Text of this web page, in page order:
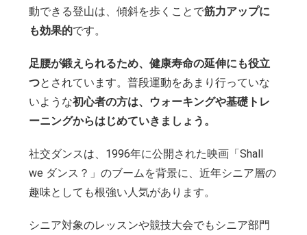
動できる登山は、傾斜を歩くことで筋力アップに
も効果的です。
足腰が鍛えられるため、健康寿命の延伸にも役立
つとされています。普段運動をあまり行っていな
いような初心者の方は、ウォーキングや基礎トレ
ーニングからはじめていきましょう。
社交ダンスは、1996年に公開された映画「Shall
we ダンス？」のブームを背景に、近年シニア層の
趣味としても根強い人気があります。
シニア対象のレッスンや競技大会でもシニア部門